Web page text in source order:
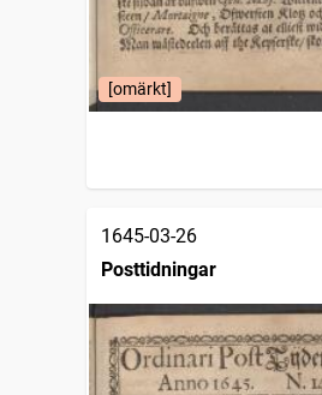
[omärkt]
1645-03-26
Posttidningar